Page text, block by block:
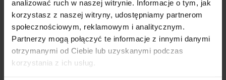
analizować ruch w naszej witrynie. Informacje o tym, jak
korzystasz z naszej witryny, udostępniamy partnerom
społecznościowym, reklamowym i analitycznym.
Partnerzy mogą połączyć te informacje z innymi danymi
otrzymanymi od Ciebie lub uzyskanymi podczas
korzystania z ich usług.
Gaz
Brama wjazdowa z poziomu
0
Pokaż więcej